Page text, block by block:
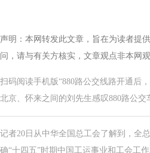
声明：本网转发此文章，旨在为读者提
问，请与有关方核实，文章观点非本网
扫码阅读手机版“880路公交线路开通后
北京、怀来之间的刘先生感叹880路公交
记者20日从中华全国总工会了解到，全
确“十四五”时期中国工运事业和工会工